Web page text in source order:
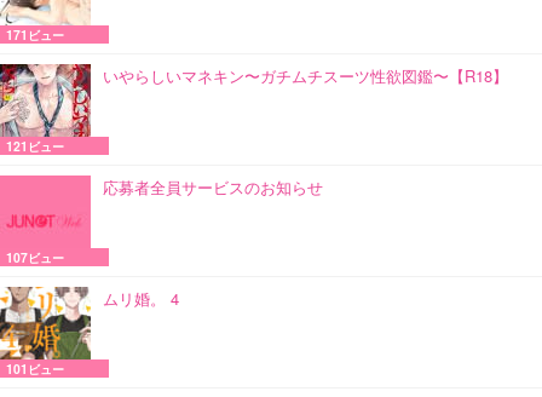
171ビュー
いやらしいマネキン〜ガチムチスーツ性欲図鑑〜【R18】
121ビュー
応募者全員サービスのお知らせ
107ビュー
ムリ婚。 4
101ビュー